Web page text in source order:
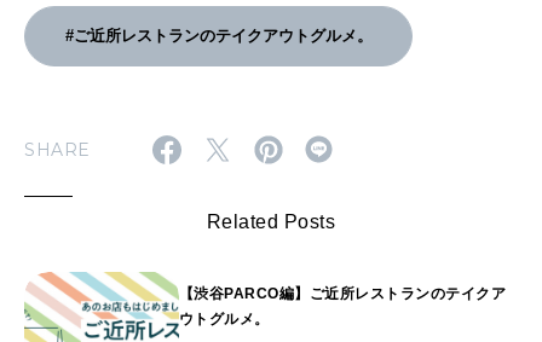
#ご近所レストランのテイクアウトグルメ。
SHARE
Related Posts
【渋谷PARCO編】ご近所レストランのテイクア
ウトグルメ。